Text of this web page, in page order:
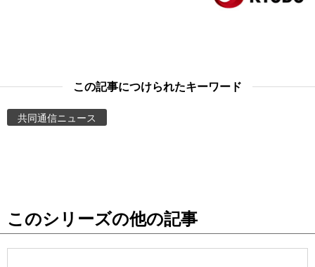
東京
この記事につけられたキーワード
共同通信ニュース
このシリーズの他の記事